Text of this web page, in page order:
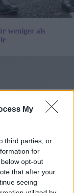
My
third parties, or
for
opt-out
that after your
seeing
weniger als